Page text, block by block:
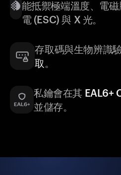
能抵禦極端溫度、電
電 (ESC) 與 X 光。
存取碼與生物辨識
取 。
私鑰會在其 EAL6+
並儲存。